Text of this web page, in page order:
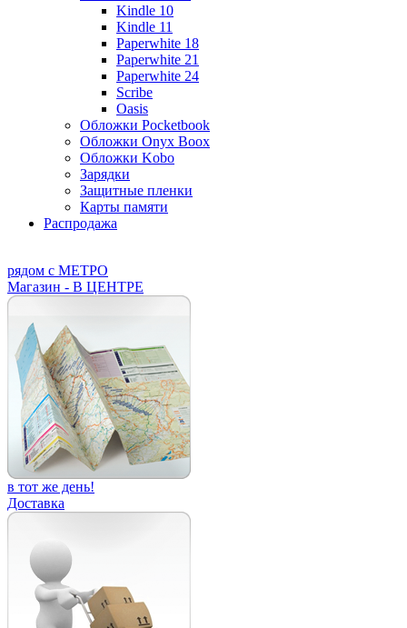
Kindle 10
Kindle 11
Paperwhite 18
Paperwhite 21
Paperwhite 24
Scribe
Oasis
Обложки Pocketbook
Обложки Onyx Boox
Обложки Kobo
Зарядки
Защитные пленки
Карты памяти
Распродажа
рядом с МЕТРО
Магазин - В ЦЕНТРЕ
в тот же день!
Доставка